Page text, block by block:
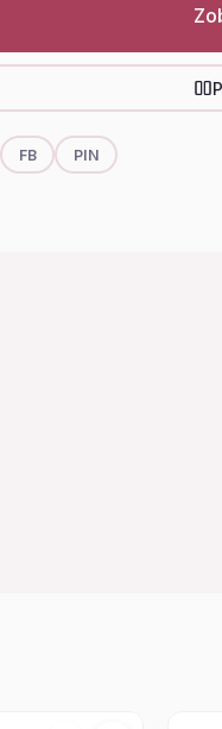
FB PIN